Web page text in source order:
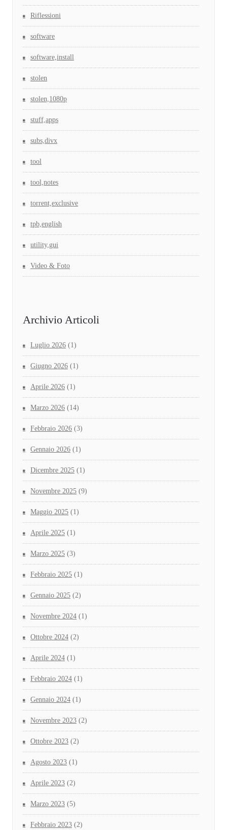
Riflessioni
software
software,install
stolen
stolen,1080p
stuff,apps
subs,divx
tool
tool,notes
torrent,exclusive
tpb,english
utility,gui
Video & Foto
Archivio Articoli
Luglio 2026 (1)
Giugno 2026 (1)
Aprile 2026 (1)
Marzo 2026 (14)
Febbraio 2026 (3)
Gennaio 2026 (1)
Dicembre 2025 (1)
Novembre 2025 (9)
Maggio 2025 (1)
Aprile 2025 (1)
Marzo 2025 (3)
Febbraio 2025 (1)
Gennaio 2025 (2)
Novembre 2024 (1)
Ottobre 2024 (2)
Aprile 2024 (1)
Febbraio 2024 (1)
Gennaio 2024 (1)
Novembre 2023 (2)
Ottobre 2023 (2)
Agosto 2023 (1)
Aprile 2023 (2)
Marzo 2023 (5)
Febbraio 2023 (2)